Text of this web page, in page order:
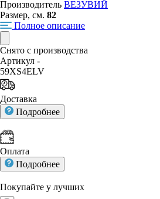
Производитель ВЕЗУВИЙ
Размер, см. 82
Полное описание
Снято с производства
Артикул -
59XS4ELV
Доставка
Подробнее
Оплата
Подробнее
Покупайте у лучших